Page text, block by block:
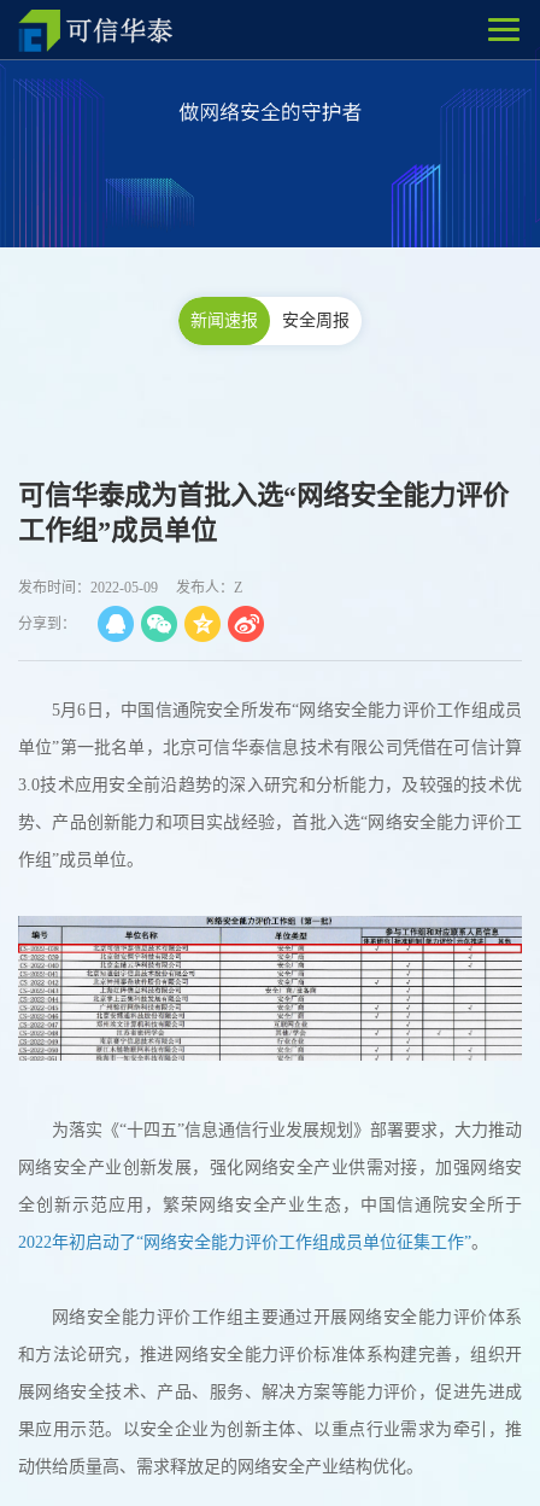
新闻速报 安全周报
可信华泰成为首批入选“网络安全能力评价
工作组”成员单位
发布时间：2022-05-09 发布人：Z
分享到：
5月6日，中国信通院安全所发布“网络安全能力评价工作组成员
单位”第一批名单，北京可信华泰信息技术有限公司凭借在可信计算
3.0技术应用安全前沿趋势的深入研究和分析能力，及较强的技术优
势、产品创新能力和项目实战经验，首批入选“网络安全能力评价工
作组”成员单位。
为落实《“十四五”信息通信行业发展规划》部署要求，大力推动
网络安全产业创新发展，强化网络安全产业供需对接，加强网络安
全创新示范应用，繁荣网络安全产业生态，中国信通院安全所于
2022年初启动了“网络安全能力评价工作组成员单位征集工作”。
网络安全能力评价工作组主要通过开展网络安全能力评价体系
和方法论研究，推进网络安全能力评价标准体系构建完善，组织开
展网络安全技术、产品、服务、解决方案等能力评价，促进先进成
果应用示范。以安全企业为创新主体、以重点行业需求为牵引，推
动供给质量高、需求释放足的网络安全产业结构优化。